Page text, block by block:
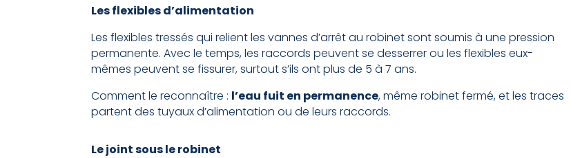
Les flexibles d’alimentation
Les flexibles tressés qui relient les vannes d’arrêt au robinet sont soumis à une pression
permanente. Avec le temps, les raccords peuvent se desserrer ou les flexibles eux-
mêmes peuvent se fissurer, surtout s’ils ont plus de 5 à 7 ans.
Comment le reconnaître : l’eau fuit en permanence, même robinet fermé, et les traces
partent des tuyaux d’alimentation ou de leurs raccords.
Le joint sous le robinet